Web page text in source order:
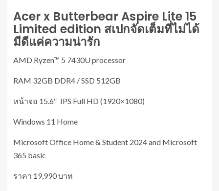
Acer x Butterbear Aspire Lite 15
Limited edition สเปกจัดเต็มที่ไม่ได้
มีดีแค่ความน่ารัก
AMD Ryzen™ 5 7430U processor
RAM 32GB DDR4 / SSD 512GB
หน้าจอ 15.6″ IPS Full HD (1920×1080)
Windows 11 Home
Microsoft Office Home & Student 2024 and Microsoft
365 basic
ราคา 19,990 บาท